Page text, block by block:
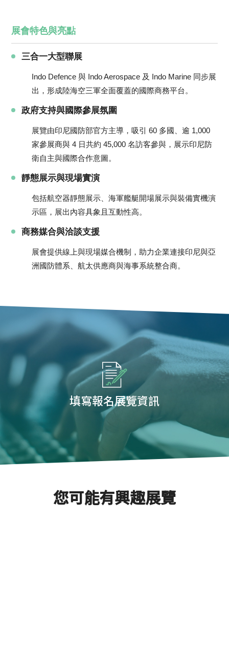
展會特色與亮點
三合一大型聯展
Indo Defence 與 Indo Aerospace 及 Indo Marine 同步展
出，形成陸海空三軍全面覆蓋的國際商務平台。
政府支持與國際參展氛圍
展覽由印尼國防部官方主導，吸引 60 多國、逾 1,000
家參展商與 4 日共約 45,000 名訪客參與，展示印尼防
衛自主與國際合作意圖。
靜態展示與現場實演
包括航空器靜態展示、海軍艦艇開場展示與裝備實機演
示區，展出內容具象且互動性高。
商務媒合與洽談支援
展會提供線上與現場媒合機制，助力企業連接印尼與亞
洲國防體系、航太供應商與海事系統整合商。
填寫報名展覽資訊
您可能有興趣展覽